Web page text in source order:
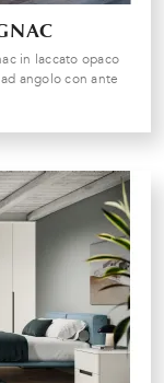
in laccato opaco
angolo con ante